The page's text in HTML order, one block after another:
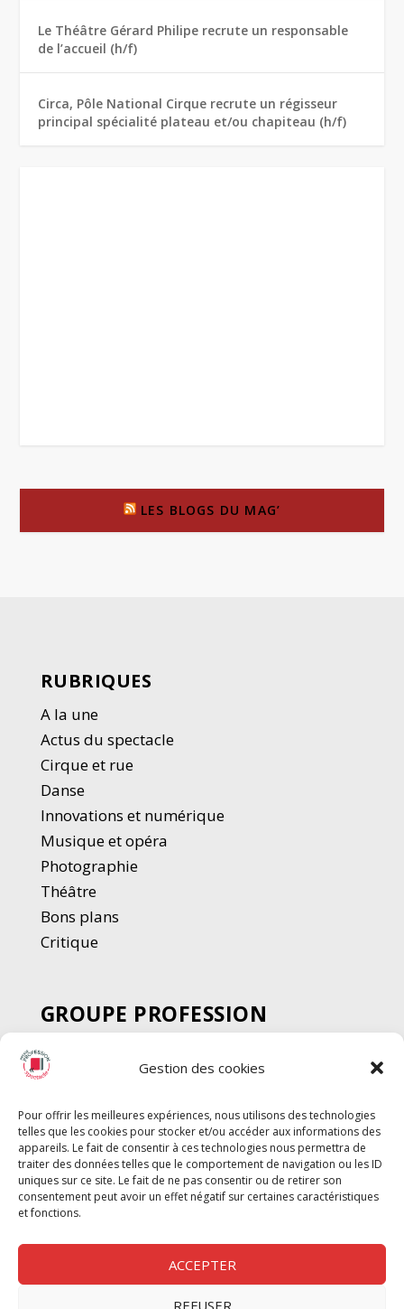
Gestion des cookies
Pour offrir les meilleures expériences, nous utilisons des technologies
telles que les cookies pour stocker et/ou accéder aux informations des
appareils. Le fait de consentir à ces technologies nous permettra de
traiter des données telles que le comportement de navigation ou les ID
uniques sur ce site. Le fait de ne pas consentir ou de retirer son
consentement peut avoir un effet négatif sur certaines caractéristiques
et fonctions.
ACCEPTER
REFUSER
Le Théâtre Gérard Philipe recrute un responsable
de l’accueil (h/f)
Circa, Pôle National Cirque recrute un régisseur
principal spécialité plateau et/ou chapiteau (h/f)
LES BLOGS DU MAG’
RUBRIQUES
A la une
Actus du spectacle
Cirque et rue
Danse
Innovations et numérique
Musique et opéra
Photographie
Théâtre
Bons plans
Critique
GROUPE PROFESSION
SPECTACLE
Chèque Intermittents
Chèque Compta
Chèque Emploi Spectacle
G-Pods
Profession Audio-visuel